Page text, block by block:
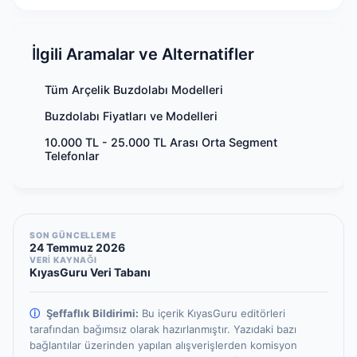
İlgili Aramalar ve Alternatifler
Tüm Arçelik Buzdolabı Modelleri
Buzdolabı Fiyatları ve Modelleri
10.000 TL - 25.000 TL Arası Orta Segment
Telefonlar
SON GÜNCELLEME
24 Temmuz 2026
VERİ KAYNAĞI
KıyasGuru Veri Tabanı
ⓘ Şeffaflık Bildirimi: Bu içerik KıyasGuru editörleri
tarafından bağımsız olarak hazırlanmıştır. Yazıdaki bazı
bağlantılar üzerinden yapılan alışverişlerden komisyon